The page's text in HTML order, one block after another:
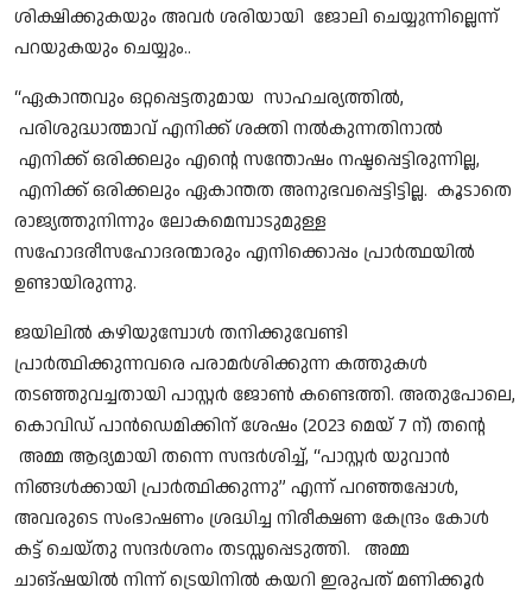
ശിക്ഷിക്കുകയും അവർ ശരിയായി ജോലി ചെയ്യുന്നില്ലെന്ന്
പറയുകയും ചെയ്യും..
“ഏകാന്തവും ഒറ്റപ്പെട്ടതുമായ സാഹചര്യത്തിൽ,
പരിശുദ്ധാത്മാവ് എനിക്ക് ശക്തി നൽകുന്നതിനാൽ
എനിക്ക് ഒരിക്കലും എൻ്റെ സന്തോഷം നഷ്ടപ്പെട്ടിരുന്നില്ല,
എനിക്ക് ഒരിക്കലും ഏകാന്തത അനുഭവപ്പെട്ടിട്ടില്ല. കൂടാതെ
രാജ്യത്തുനിന്നും ലോകമെമ്പാടുമുള്ള
സഹോദരീസഹോദരന്മാരും എനിക്കൊപ്പം പ്രാർത്ഥയിൽ
ഉണ്ടായിരുന്നു.
ജയിലിൽ കഴിയുമ്പോൾ തനിക്കുവേണ്ടി
പ്രാർത്ഥിക്കുന്നവരെ പരാമർശിക്കുന്ന കത്തുകൾ
തടഞ്ഞുവച്ചതായി പാസ്റ്റർ ജോൺ കണ്ടെത്തി. അതുപോലെ,
കൊവിഡ് പാൻഡെമിക്കിന് ശേഷം (2023 മെയ് 7 ന്) തന്റെ
അമ്മ ആദ്യമായി തന്നെ സന്ദർശിച്ച്, “പാസ്റ്റർ യുവാൻ
നിങ്ങൾക്കായി പ്രാർത്ഥിക്കുന്നു” എന്ന് പറഞ്ഞപ്പോൾ,
അവരുടെ സംഭാഷണം ശ്രദ്ധിച്ച നിരീക്ഷണ കേന്ദ്രം കോൾ
കട്ട് ചെയ്തു സന്ദർശനം തടസ്സപ്പെടുത്തി. അമ്മ
ചാങ്ഷയിൽ നിന്ന് ട്രെയിനിൽ കയറി ഇരുപത് മണിക്കൂർ